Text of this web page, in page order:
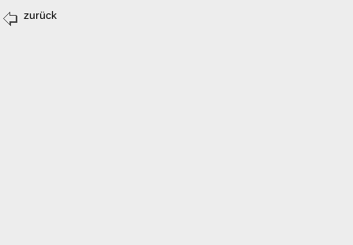
zurück